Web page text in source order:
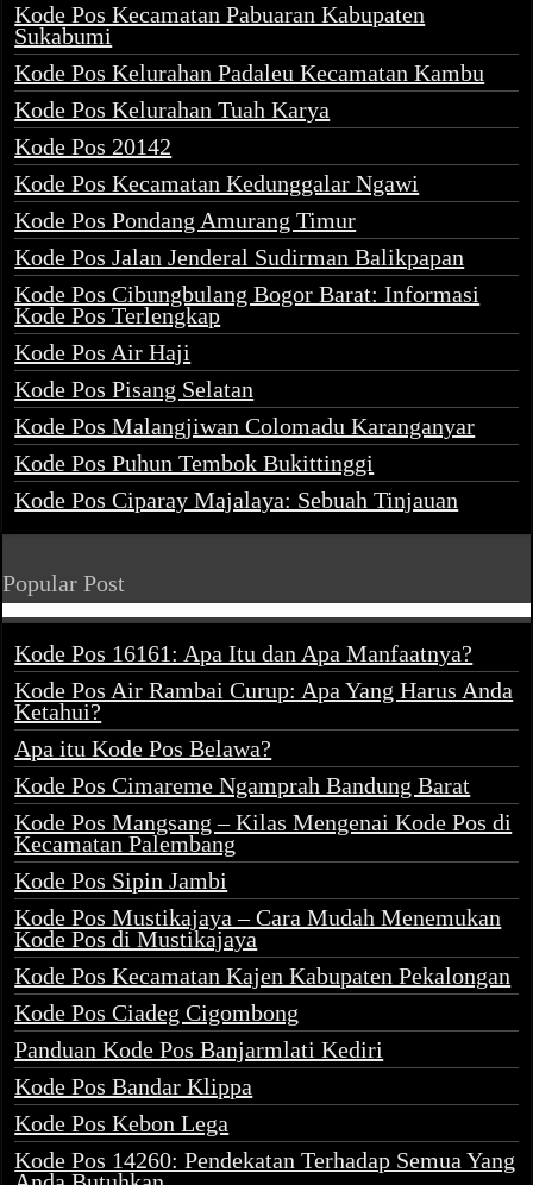
Kode Pos Kecamatan Pabuaran Kabupaten
Sukabumi
Kode Pos Kelurahan Padaleu Kecamatan Kambu
Kode Pos Kelurahan Tuah Karya
Kode Pos 20142
Kode Pos Kecamatan Kedunggalar Ngawi
Kode Pos Pondang Amurang Timur
Kode Pos Jalan Jenderal Sudirman Balikpapan
Kode Pos Cibungbulang Bogor Barat: Informasi
Kode Pos Terlengkap
Kode Pos Air Haji
Kode Pos Pisang Selatan
Kode Pos Malangjiwan Colomadu Karanganyar
Kode Pos Puhun Tembok Bukittinggi
Kode Pos Ciparay Majalaya: Sebuah Tinjauan
Popular Post
Kode Pos 16161: Apa Itu dan Apa Manfaatnya?
Kode Pos Air Rambai Curup: Apa Yang Harus Anda
Ketahui?
Apa itu Kode Pos Belawa?
Kode Pos Cimareme Ngamprah Bandung Barat
Kode Pos Mangsang – Kilas Mengenai Kode Pos di
Kecamatan Palembang
Kode Pos Sipin Jambi
Kode Pos Mustikajaya – Cara Mudah Menemukan
Kode Pos di Mustikajaya
Kode Pos Kecamatan Kajen Kabupaten Pekalongan
Kode Pos Ciadeg Cigombong
Panduan Kode Pos Banjarmlati Kediri
Kode Pos Bandar Klippa
Kode Pos Kebon Lega
Kode Pos 14260: Pendekatan Terhadap Semua Yang